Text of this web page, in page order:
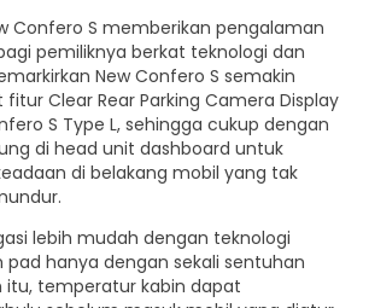
Confero S memberikan pengalaman
pemiliknya berkat teknologi dan
New Confero S semakin
Clear Rear Parking Camera Display
S Type L, sehingga cukup dengan
di head unit dashboard untuk
di belakang mobil yang tak
lebih mudah dengan teknologi
hanya dengan sekali sentuhan
itu, temperatur kabin dapat